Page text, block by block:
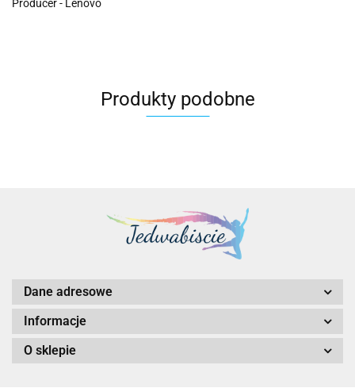
Producer - Lenovo
Produkty podobne
Dane adresowe
Informacje
O sklepie